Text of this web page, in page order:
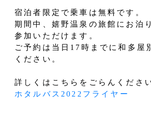
宿泊者限定で乗車は無料です。
期間中、嬉野温泉の旅館にお泊
参加いただけます。
ご予約は当日17時までに和多屋
ください。
詳しくはこちらをごらんくださ
ホタルバス2022フライヤー